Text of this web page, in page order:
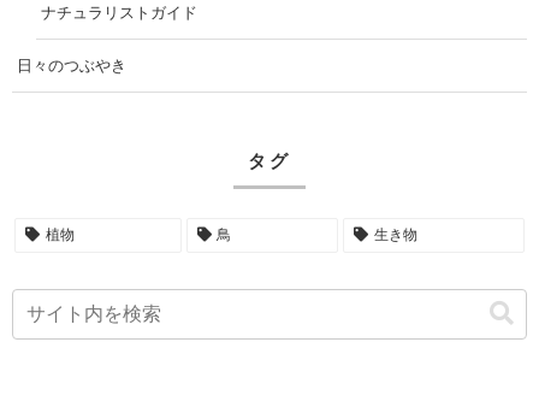
ナチュラリストガイド
日々のつぶやき
タグ
植物 鳥 生き物